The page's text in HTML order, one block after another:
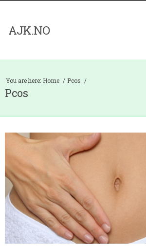
AJK.NO
You are here: Home Pcos
Pcos